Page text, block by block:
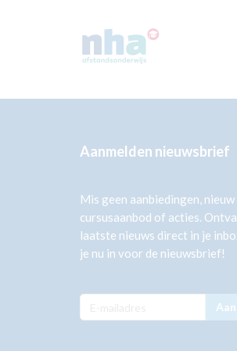
Aanmelden nieuwsbrief
Mis geen aanbiedingen, nieuw
cursusaanbod of acties.
laatste nieuws direct in je
je nu in voor de nieuwsbrief!